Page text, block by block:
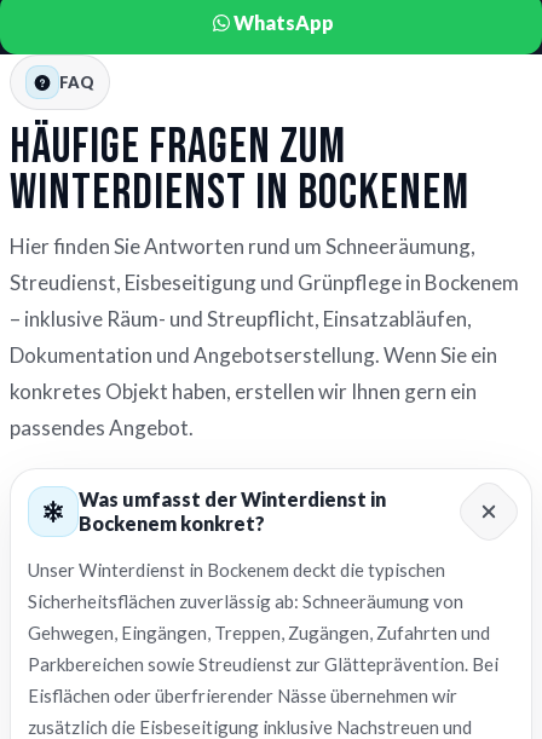
WhatsApp
FAQ
Häufige Fragen zum
Winterdienst in Bockenem
Hier finden Sie Antworten rund um Schneeräumung,
Streudienst, Eisbeseitigung und Grünpflege in Bockenem
– inklusive Räum- und Streupflicht, Einsatzabläufen,
Dokumentation und Angebotserstellung. Wenn Sie ein
konkretes Objekt haben, erstellen wir Ihnen gern ein
passendes Angebot.
Was umfasst der Winterdienst in
Bockenem konkret?
Unser Winterdienst in Bockenem deckt die typischen
Sicherheitsflächen zuverlässig ab: Schneeräumung von
Gehwegen, Eingängen, Treppen, Zugängen, Zufahrten und
Parkbereichen sowie Streudienst zur Glätteprävention. Bei
Eisflächen oder überfrierender Nässe übernehmen wir
zusätzlich die Eisbeseitigung inklusive Nachstreuen und